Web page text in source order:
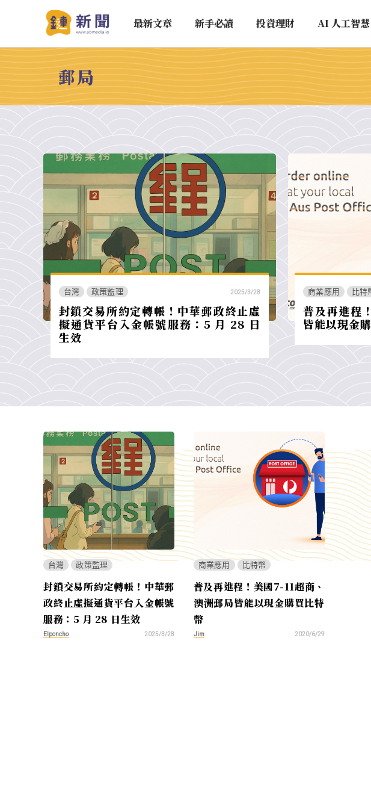
最新文章 新手必讀 投資理財 AI 人工智慧
郵局
台灣 政策監理 2025/3/28
封鎖交易所約定轉帳！中華郵政終止虛
擬通貨平台入金帳號服務：5 月 28 日
生效
商業應用 比特
普及再進程
皆能以現金
台灣 政策監理
封鎖交易所約定轉帳！中華郵
政終止虛擬通貨平台入金帳號
服務：5 月 28 日生效
Elponcho 2025/3/28
商業應用 比特幣
普及再進程！美國7-11超商、
澳洲郵局皆能以現金購買比特
幣
Jim 2020/6/29